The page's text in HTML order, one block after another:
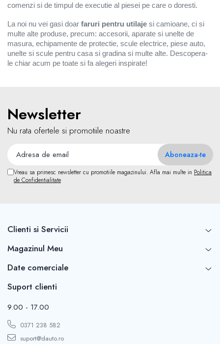
Coase electrice, Motocoase,
Trimmere si Accesorii
Cutite, foarfeci si bricege
Feronerie si accesorii
Fierastraie cu lant
Lampi solare si Proiectoare
Lanterne de lucru si becuri
Motoburghie, Motosape si
Atomizoare
Pompe apa si accesorii pentru
irigat si stropit
Bocanci si Pantofi de Lucru
Camasi si Tricouri
Hamuri / centuri reflectorizante
Manusi si Genunchiere
Masti Sudura si Ochelari Protectie
Protectia Capului
comenzi si de timpul de executie al piesei pe care o doresti.
La noi nu vei gasi doar faruri pentru utilaje si camioane, ci si
multe alte produse, precum: accesorii, aparate si unelte de
masura, echipamente de protectie, scule electrice, piese auto,
unelte si scule pentru casa si gradina si multe alte. Descopera-
le chiar acum pe toate si fa alegeri inspirate!
Newsletter
Nu rata ofertele si promotiile noastre
Vreau sa primesc newsletter cu promotiile magazinului. Afla mai multe in Politica
de Confidentialitate
Clienti si Servicii
Magazinul Meu
Date comerciale
Suport clienti
9.00 - 17.00
0371 238 582
suport@dauto.ro